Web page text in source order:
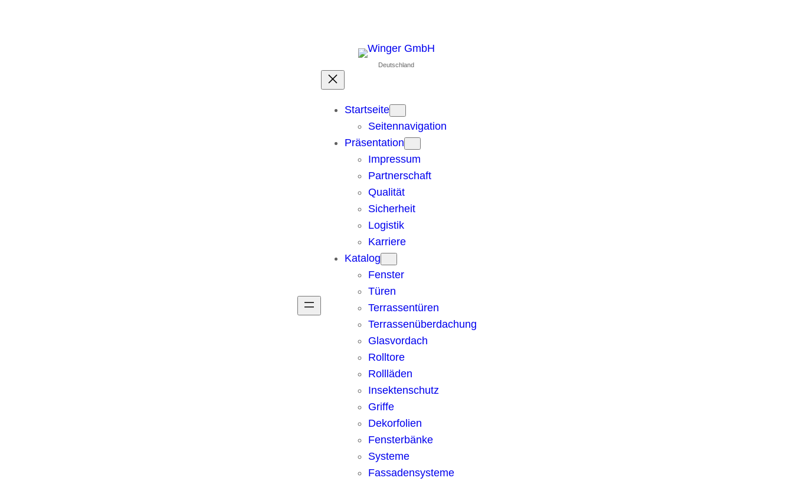
Deutschland
Startseite
Seitennavigation
Präsentation
Impressum
Partnerschaft
Qualität
Sicherheit
Logistik
Karriere
Katalog
Fenster
Türen
Terrassentüren
Terrassenüberdachung
Glasvordach
Rolltore
Rollläden
Insektenschutz
Griffe
Dekorfolien
Fensterbänke
Systeme
Fassadensysteme